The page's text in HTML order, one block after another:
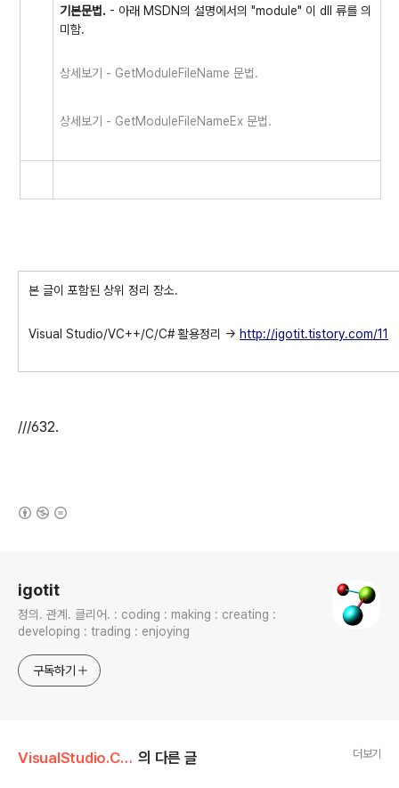
기본문법. - 아래 MSDN의 설명에서의 "module" 이 dll 류를 의
미함.
상세보기 - GetModuleFileName 문법.
상세보기 - GetModuleFileNameEx 문법.
본 글이 포함된 상위 정리 장소.
Visual Studio/VC++/C/C# 활용정리 -> http://igotit.tistory.com/11
///632.
igotit
정의. 관계. 클리어. : coding : making : creating :
developing : trading : enjoying
구독하기
VisualStudio.C++.C#/코딩팁,함수활용,단편 의 다른 글 더보기